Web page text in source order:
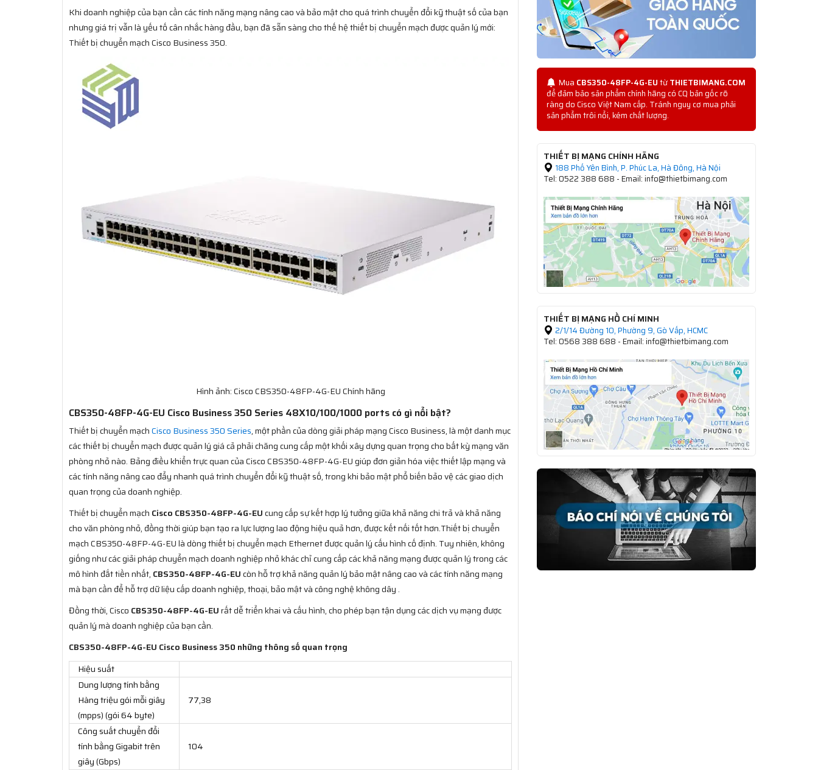
Khi doanh nghiệp của bạn cần các tính năng mạng nâng cao và bảo mật cho quá trình chuyển đổi kỹ thuật số của bạn
nhưng giá trị vẫn là yếu tố cân nhắc hàng đầu, bạn đã sẵn sàng cho thế hệ thiết bị chuyển mạch được quản lý mới:
Thiết bị chuyển mạch Cisco Business 350.
Hình ảnh: Cisco CBS350-48FP-4G-EU Chính hãng
CBS350-48FP-4G-EU Cisco Business 350 Series 48X10/100/1000 ports có gì nổi bật?
Thiết bị chuyển mạchCisco Business 350 Series, một phần của dòng giải pháp mạng Cisco Business, là một danh mục
các thiết bị chuyển mạch được quản lý giá cả phải chăng cung cấp một khối xây dựng quan trọng cho bất kỳ mạng văn
phòng nhỏ nào. Bảng điều khiển trực quan của Cisco CBS350-48FP-4G-EU giúp đơn giản hóa việc thiết lập mạng và
các tính năng nâng cao đẩy nhanh quá trình chuyển đổi kỹ thuật số, trong khi bảo mật phổ biến bảo vệ các giao dịch
quan trọng của doanh nghiệp.
Thiết bị chuyển mạch Cisco CBS350-48FP-4G-EUcung cấp sự kết hợp lý tưởng giữa khả năng chi trả và khả năng
cho văn phòng nhỏ, đồng thời giúp bạn tạo ra lực lượng lao động hiệu quả hơn, được kết nối tốt hơn.Thiết bị chuyển
mạch CBS350-48FP-4G-EU là dòng thiết bị chuyển mạch Ethernet được quản lý cấu hình cố định. Tuy nhiên, không
giống như các giải pháp chuyển mạch doanh nghiệp nhỏ khác chỉ cung cấp các khả năng mạng được quản lý trong các
mô hình đắt tiền nhất, CBS350-48FP-4G-EUcòn hỗ trợ khả năng quản lý bảo mật nâng cao và các tính năng mạng
mà bạn cần để hỗ trợ dữ liệu cấp doanh nghiệp, thoại, bảo mật và công nghệ không dây .
Đồng thời, Cisco CBS350-48FP-4G-EUrất dễ triển khai và cấu hình, cho phép bạn tận dụng các dịch vụ mạng được
quản lý mà doanh nghiệp của bạn cần.
CBS350-48FP-4G-EU Cisco Business 350 những thông số quan trọng
Hiệu suất
Dung lượng tính bằng
Hàng triệu gói mỗi giây
(mpps) (gói 64 byte)
77,38
Công suất chuyển đổi
tính bằng Gigabit trên
giây (Gbps)
104
Mua CBS350-48FP-4G-EUtừTHIETBIMANG.COM
để đảm bảo sản phẩm chính hãng có CQ bản gốc rõ
ràng do Cisco Việt Nam cấp. Tránh nguy cơ mua phải
sản phẩm trôi nổi, kém chất lượng.
THIẾT BỊ MẠNG CHÍNH HÃNG
188 Phố Yên Bình, P. Phúc La, Hà Đông, Hà Nội
Tel: 0522 388 688 - Email: info@thietbimang.com
THIẾT BỊ MẠNG HỒ CHÍ MINH
2/1/14 Đường 10, Phường 9, Gò Vấp, HCMC
Tel: 0568 388 688 - Email: info@thietbimang.com